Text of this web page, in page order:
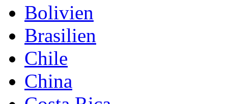
Bolivien
Brasilien
Chile
China